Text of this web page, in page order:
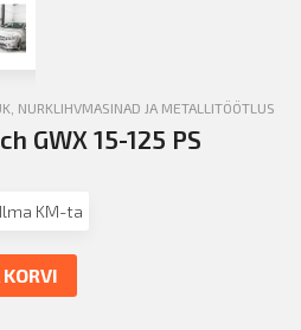
NURKLIHVMASINAD JA METALLITÖÖTLUS
GWX 15-125 PS
Ilma KM-ta